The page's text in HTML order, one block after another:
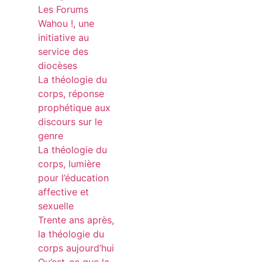
Les Forums
Wahou !, une
initiative au
service des
diocèses
La théologie du
corps, réponse
prophétique aux
discours sur le
genre
La théologie du
corps, lumière
pour l’éducation
affective et
sexuelle
Trente ans après,
la théologie du
corps aujourd’hui